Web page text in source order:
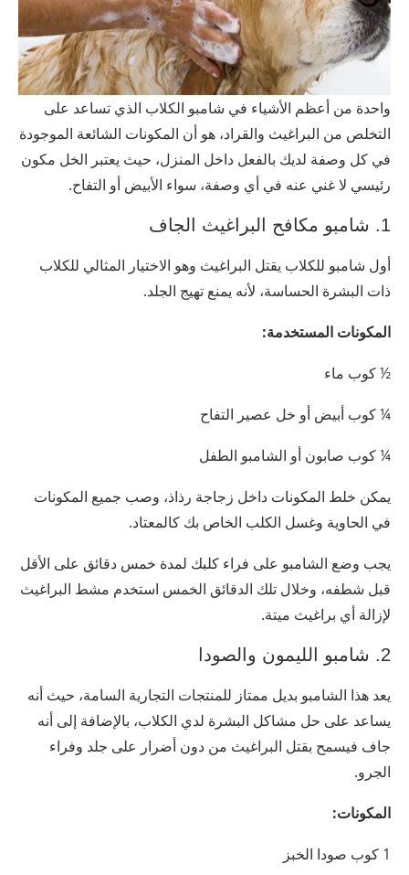
واحدة من أعظم الأشياء في شامبو الكلاب الذي تساعد على
التخلص من البراغيث والقراد، هو أن المكونات الشائعة الموجودة
في كل وصفة لديك بالفعل داخل المنزل، حيث يعتبر الخل مكون
رئيسي لا غني عنه في أي وصفة، سواء الأبيض أو التفاح.
1. شامبو مكافح البراغيث الجاف
أول شامبو للكلاب يقتل البراغيث وهو الاختيار المثالي للكلاب
ذات البشرة الحساسة، لأنه يمنع تهيج الجلد.
المكونات المستخدمة:
½ كوب ماء
¼ كوب أبيض أو خل عصير التفاح
¼ كوب صابون أو الشامبو الطفل
يمكن خلط المكونات داخل زجاجة رذاذ، وصب جميع المكونات
في الحاوية وغسل الكلب الخاص بك كالمعتاد.
يجب وضع الشامبو على فراء كلبك لمدة خمس دقائق على الأقل
قبل شطفه، وخلال تلك الدقائق الخمس استخدم مشط البراغيث
لإزالة أي براغيث ميتة.
2. شامبو الليمون والصودا
يعد هذا الشامبو بديل ممتاز للمنتجات التجارية السامة، حيث أنه
يساعد على حل مشاكل البشرة لدي الكلاب، بالإضافة إلى أنه
جاف فيسمح بقتل البراغيث من دون أضرار على جلد وفراء
الجرو.
المكونات:
1 كوب صودا الخبز